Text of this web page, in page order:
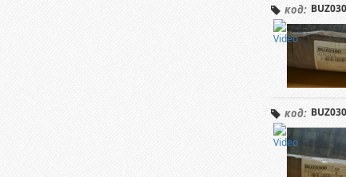
код:
код: